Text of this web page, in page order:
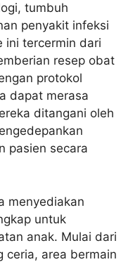
tumbuh
penyakit infeksi
ini tercermin dari
resep obat
protokol
dapat merasa
ditangani oleh
pasien secara
menyediakan
untuk
anak. Mulai dari
ceria, area bermain